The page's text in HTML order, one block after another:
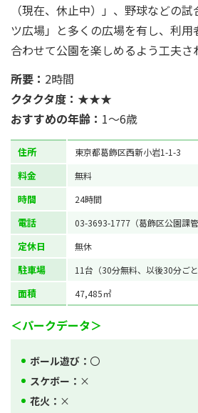
（現在、休止中）」、野球などの
ツ広場」と多くの広場を有し、利
合わせて公園を楽しめるよう工夫さ
所要： 2時間
クタクタ度： ★★★
おすすめの年齢： 1～6歳
住所 東京都葛飾区西新小岩1-1-3
料金 無料
時間 24時間
電話 03-3693-1777（葛飾区公園課管
定休日 無休
駐車場 11台（30分無料、以後30分ごと
面積 47,485㎡
＜パークデータ＞
ボール遊び： 〇
スケボー： ×
花火： ×